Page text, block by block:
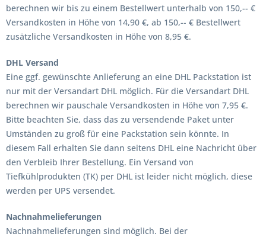
berechnen wir bis zu einem Bestellwert unterhalb von 150,-- €
Versandkosten in Höhe von 14,90 €, ab 150,-- € Bestellwert
zusätzliche Versandkosten in Höhe von 8,95 €.
DHL Versand
Eine ggf. gewünschte Anlieferung an eine DHL Packstation ist
nur mit der Versandart DHL möglich. Für die Versandart DHL
berechnen wir pauschale Versandkosten in Höhe von 7,95 €.
Bitte beachten Sie, dass das zu versendende Paket unter
Umständen zu groß für eine Packstation sein könnte. In
diesem Fall erhalten Sie dann seitens DHL eine Nachricht über
den Verbleib Ihrer Bestellung. Ein Versand von
Tiefkühlprodukten (TK) per DHL ist leider nicht möglich, diese
werden per UPS versendet.
Nachnahmelieferungen
Nachnahmelieferungen sind möglich. Bei der